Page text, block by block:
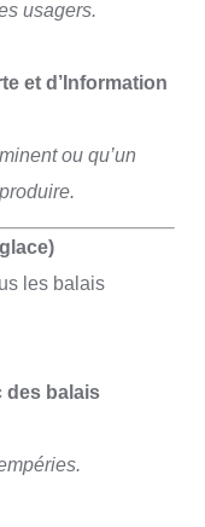
usagers.
et d’Information
ou qu’un
les balais
des balais